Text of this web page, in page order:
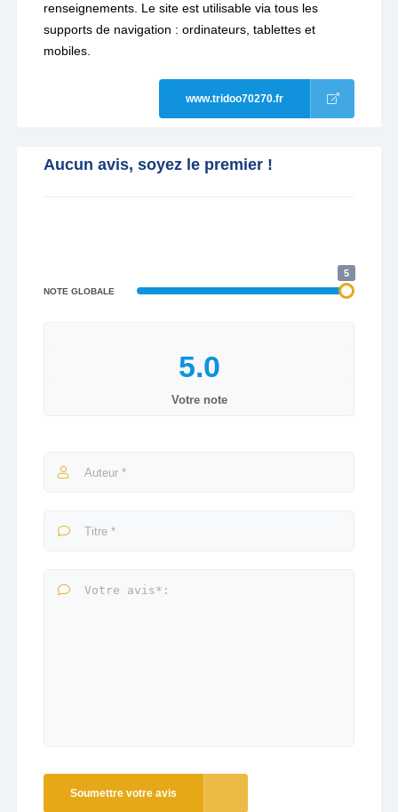
renseignements. Le site est utilisable via tous les
supports de navigation : ordinateurs, tablettes et
mobiles.
www.tridoo70270.fr
Aucun avis, soyez le premier !
NOTE GLOBALE
5
Votre note
Soumettre votre avis